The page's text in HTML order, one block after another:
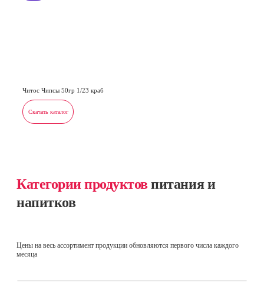
Читос Чипсы 50гр 1/23 краб
Скачать каталог
Категории продуктовпитания и
напитков
Цены на весь ассортимент продукции обновляются первого числа каждого
месяца